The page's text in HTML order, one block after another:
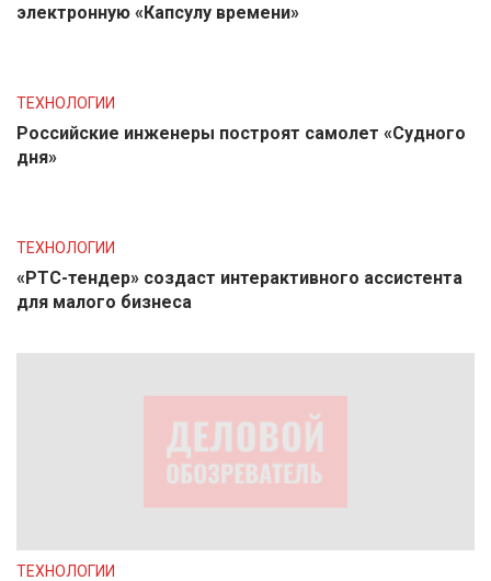
электронную «Капсулу времени»
ТЕХНОЛОГИИ
Российские инженеры построят самолет «Судного
дня»
ТЕХНОЛОГИИ
«РТС-тендер» создаст интерактивного ассистента
для малого бизнеса
ТЕХНОЛОГИИ